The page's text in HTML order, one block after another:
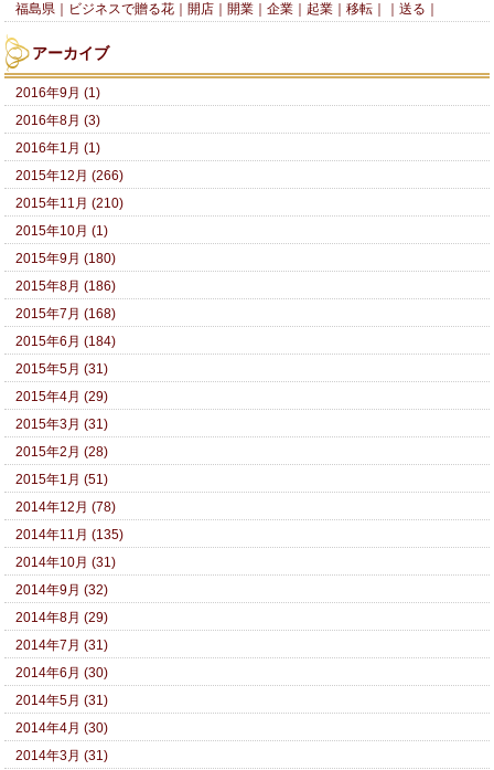
福島県｜ビジネスで贈る花｜開店｜開業｜企業｜起業｜移転｜｜送る｜
アーカイブ
2016年9月 (1)
2016年8月 (3)
2016年1月 (1)
2015年12月 (266)
2015年11月 (210)
2015年10月 (1)
2015年9月 (180)
2015年8月 (186)
2015年7月 (168)
2015年6月 (184)
2015年5月 (31)
2015年4月 (29)
2015年3月 (31)
2015年2月 (28)
2015年1月 (51)
2014年12月 (78)
2014年11月 (135)
2014年10月 (31)
2014年9月 (32)
2014年8月 (29)
2014年7月 (31)
2014年6月 (30)
2014年5月 (31)
2014年4月 (30)
2014年3月 (31)